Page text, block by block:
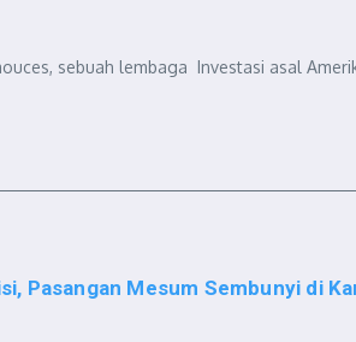
sebuah lembaga Investasi asal
Pasangan Mesum Sembunyi di